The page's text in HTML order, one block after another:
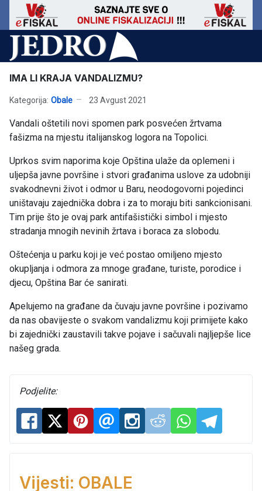
IMA LI KRAJA VANDALIZMU?
Kategorija: Obale 23 Avgust 2021
Vandali oštetili novi spomen park posvećen žrtvama
fašizma na mjestu italijanskog logora na Topolici.
Uprkos svim naporima koje Opština ulaže da oplemeni i
uljepša javne površine i stvori građanima uslove za udobniji
svakodnevni život i odmor u Baru, neodogovorni pojedinci
uništavaju zajednička dobra i za to moraju biti sankcionisani.
Tim prije što je ovaj park antifašistički simbol i mjesto
stradanja mnogih nevinih žrtava i boraca za slobodu.
Oštećenja u parku koji je već postao omiljeno mjesto
okupljanja i odmora za mnoge građane, turiste, porodice i
djecu, Opština Bar će sanirati.
Apelujemo na građane da čuvaju javne površine i pozivamo
da nas obavijeste o svakom vandalizmu koji primijete kako
bi zajednički zaustavili takve pojave i sačuvali najljepše lice
našeg grada.
Podjelite:
Vijesti: OBALE